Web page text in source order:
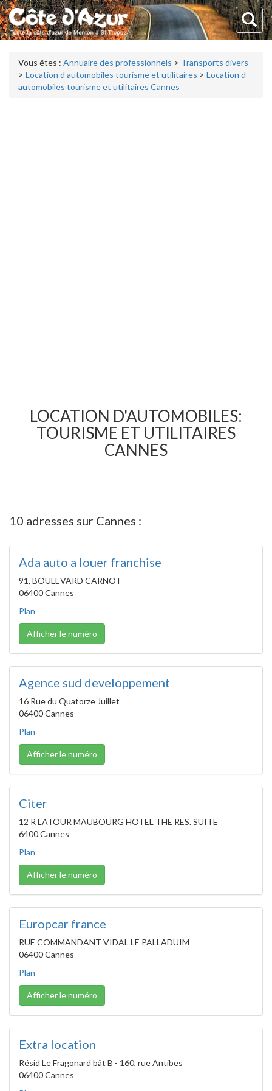
Vous êtes : Annuaire des professionnels > Transports divers
> Location d automobiles tourisme et utilitaires > Location d
automobiles tourisme et utilitaires Cannes
LOCATION D'AUTOMOBILES:
TOURISME ET UTILITAIRES
CANNES
10 adresses sur Cannes :
Ada auto a louer franchise
91, BOULEVARD CARNOT
06400 Cannes
Plan
Afficher le numéro
Agence sud developpement
16 Rue du Quatorze Juillet
06400 Cannes
Plan
Afficher le numéro
Citer
12 R LATOUR MAUBOURG HOTEL THE RES. SUITE
6400 Cannes
Plan
Afficher le numéro
Europcar france
RUE COMMANDANT VIDAL LE PALLADUIM
06400 Cannes
Plan
Afficher le numéro
Extra location
Résid Le Fragonard bât B - 160, rue Antibes
06400 Cannes